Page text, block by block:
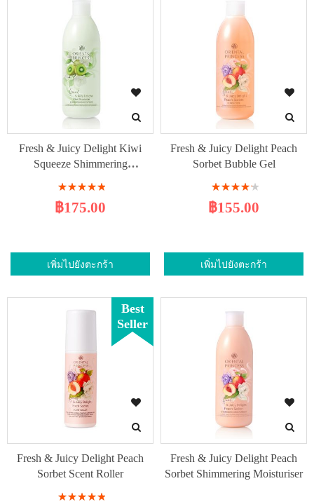
Fresh & Juicy Delight Kiwi
Squeeze Shimmering
Rating:
100%
฿175.00
เพิ่มไปยังตะกร้า
Fresh & Juicy Delight Peach
Sorbet Bubble Gel
Rating:
88%
฿155.00
เพิ่มไปยังตะกร้า
Best
Seller
Fresh & Juicy Delight Peach
Sorbet Scent Roller
Rating:
Fresh & Juicy Delight Peach
Sorbet Shimmering Moisturiser